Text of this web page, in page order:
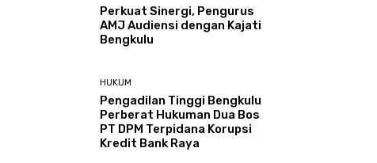
Perkuat Sinergi, Pengurus
AMJ Audiensi dengan Kajati
Bengkulu
HUKUM
Pengadilan Tinggi Bengkulu
Perberat Hukuman Dua Bos
PT DPM Terpidana Korupsi
Kredit Bank Raya